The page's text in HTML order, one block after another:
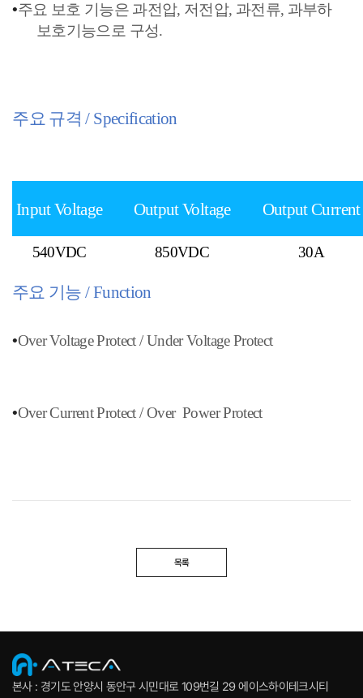
•주요 보호 기능은 과전압, 저전압, 과전류, 과부하
보호기능으로 구성.
주요 규격/ Specification
Input Voltage Output Voltage Output Current
540VDC 850VDC 30A
주요 기능/ Function
•Over Voltage Protect / Under Voltage Protect
•Over Current Protect / Over Power Protect
목록
본사 : 경기도 안양시 동안구 시민대로 109번길 29 에이스하이테크시티